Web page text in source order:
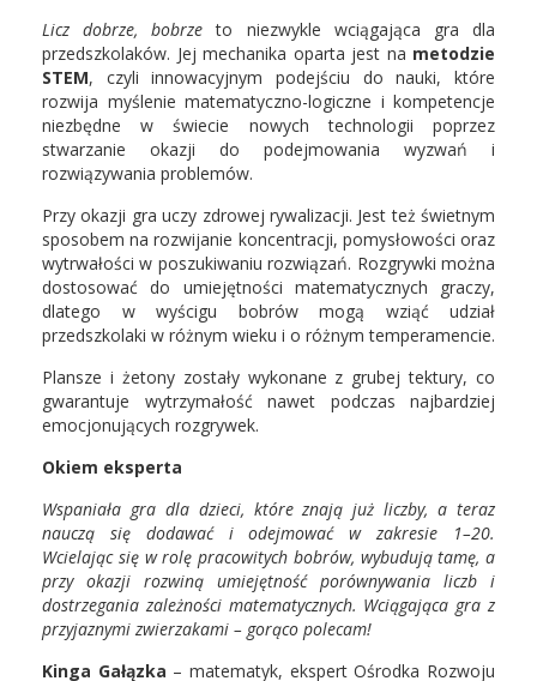
Licz dobrze, bobrze to niezwykle wciągająca gra dla
przedszkolaków. Jej mechanika oparta jest na metodzie
STEM, czyli innowacyjnym podejściu do nauki, które
rozwija myślenie matematyczno-logiczne i kompetencje
niezbędne w świecie nowych technologii poprzez
stwarzanie okazji do podejmowania wyzwań i
rozwiązywania problemów.
Przy okazji gra uczy zdrowej rywalizacji. Jest też świetnym
sposobem na rozwijanie koncentracji, pomysłowości oraz
wytrwałości w poszukiwaniu rozwiązań. Rozgrywki można
dostosować do umiejętności matematycznych graczy,
dlatego w wyścigu bobrów mogą wziąć udział
przedszkolaki w różnym wieku i o różnym temperamencie.
Plansze i żetony zostały wykonane z grubej tektury, co
gwarantuje wytrzymałość nawet podczas najbardziej
emocjonujących rozgrywek.
Okiem eksperta
Wspaniała gra dla dzieci, które znają już liczby, a teraz
nauczą się dodawać i odejmować w zakresie 1–20.
Wcielając się w rolę pracowitych bobrów, wybudują tamę, a
przy okazji rozwiną umiejętność porównywania liczb i
dostrzegania zależności matematycznych. Wciągająca gra z
przyjaznymi zwierzakami – gorąco polecam!
Kinga Gałązka – matematyk, ekspert Ośrodka Rozwoju